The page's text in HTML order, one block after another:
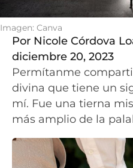
Imagen: Canva
Por Nicole Córdova
diciembre 20, 2023
Permítanme
divina que tiene un
mí. Fue una tierna
más amplio de la